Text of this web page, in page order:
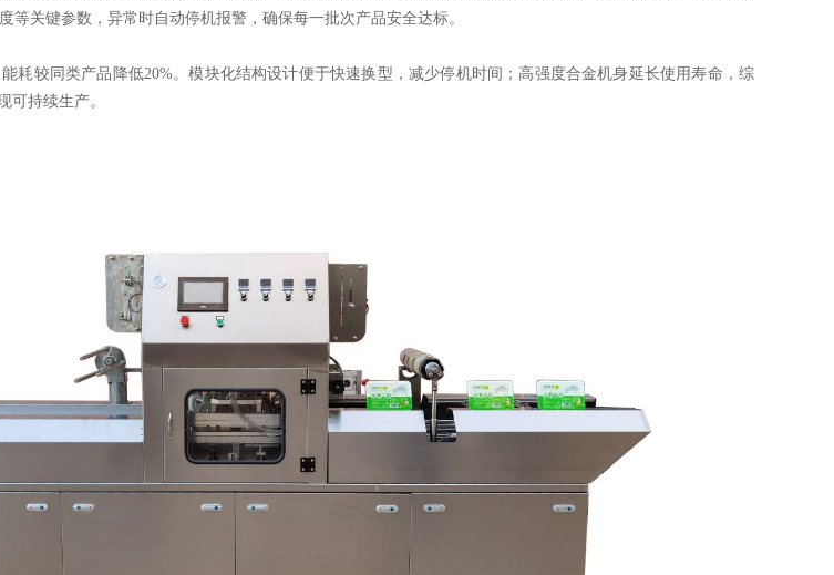
等关键参数，异常时自动停机报警，确保每一批次产品安全达标。
耗较同类产品降低20%。模块化结构设计便于快速换型，减少停机时间；高强度合金机身延长使用寿命，综
可持续生产。